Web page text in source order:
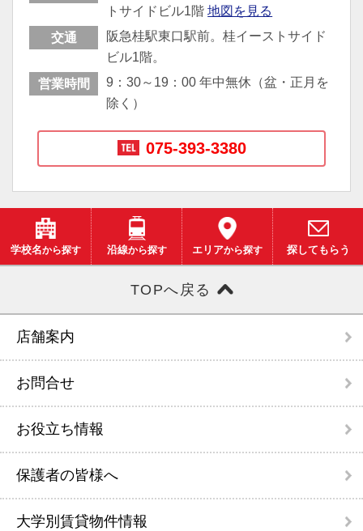
トサイドビル1階地図を見る
交通
阪急桂駅東口駅前。桂イーストサイド
ビル1階。
営業時間
9：30～19：00 年中無休（盆・正月を
除く）
075-393-3380
学校名から探す 沿線から探す エリアから探す 探してもらう
TOPへ戻る
店舗案内
お問合せ
お役立ち情報
保護者の皆様へ
大学別賃貸物件情報